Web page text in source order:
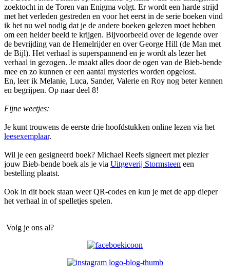
zoektocht in de Toren van Enigma volgt. Er wordt een harde strijd
met het verleden gestreden en voor het eerst in de serie boeken vind
ik het nu wel nodig dat je de andere boeken gelezen moet hebben
om een helder beeld te krijgen. Bijvoorbeeld over de legende over
de bevrijding van de Hemelrijder en over George Hill (de Man met
de Bijl). Het verhaal is superspannend en je wordt als lezer het
verhaal in gezogen. Je maakt alles door de ogen van de Bieb-bende
mee en zo kunnen er een aantal mysteries worden opgelost.
En, leer ik Melanie, Luca, Sander, Valerie en Roy nog beter kennen
en begrijpen. Op naar deel 8!
Fijne weetjes:
Je kunt trouwens de eerste drie hoofdstukken online lezen via het
leesexemplaar.
Wil je een gesigneerd boek? Michael Reefs signeert met plezier
jouw Bieb-bende boek als je via Uitgeverij Stormsteen een
bestelling plaatst.
Ook in dit boek staan weer QR-codes en kun je met de app dieper
het verhaal in of spelletjes spelen.
Volg je ons al?